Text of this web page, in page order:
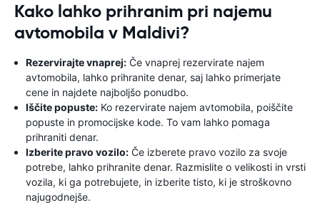
Kako lahko prihranim pri najemu
avtomobila v Maldivi?
Rezervirajte vnaprej: Če vnaprej rezervirate najem
avtomobila, lahko prihranite denar, saj lahko primerjate
cene in najdete najboljšo ponudbo.
Iščite popuste: Ko rezervirate najem avtomobila, poiščite
popuste in promocijske kode. To vam lahko pomaga
prihraniti denar.
Izberite pravo vozilo: Če izberete pravo vozilo za svoje
potrebe, lahko prihranite denar. Razmislite o velikosti in vrsti
vozila, ki ga potrebujete, in izberite tisto, ki je stroškovno
najugodnejše.